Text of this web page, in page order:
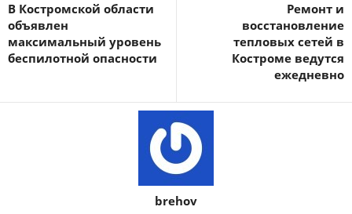
В Костромской области
объявлен
максимальный уровень
беспилотной опасности
Ремонт и
восстановление
тепловых сетей в
Костроме ведутся
ежедневно
brehov